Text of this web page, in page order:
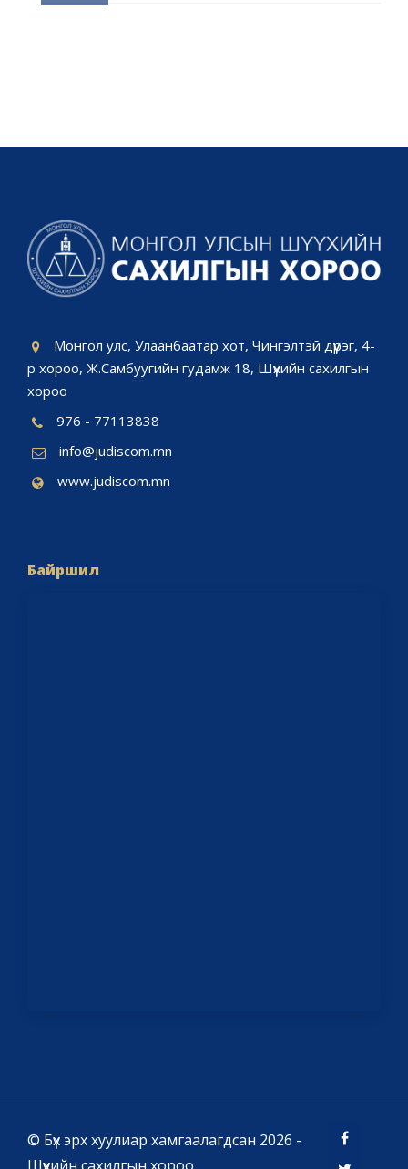
Монгол улс, Улаанбаатар хот, Чингэлтэй дүүрэг, 4-
р хороо, Ж.Самбуугийн гудамж 18, Шүүхийн сахилгын
хороо
976 - 77113838
info@judiscom.mn
www.judiscom.mn
Байршил
© Бүх эрх хуулиар хамгаалагдсан 2026 -